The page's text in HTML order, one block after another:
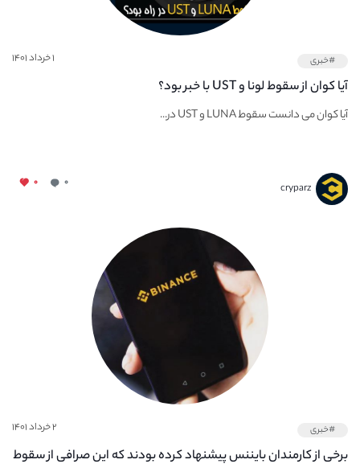
#خبری ۱ خرداد ۱۴۰۱
آیا کوان از سقوط لونا و UST با خبر بود؟
آیا کوان می دانست سقوط LUNA و UST در...
cryparz ۰ ۰
#خبری ۲ خرداد ۱۴۰۱
برخی از کارمندان بایننس پیشنهاد کرده بودند که این صرافی از سقوط